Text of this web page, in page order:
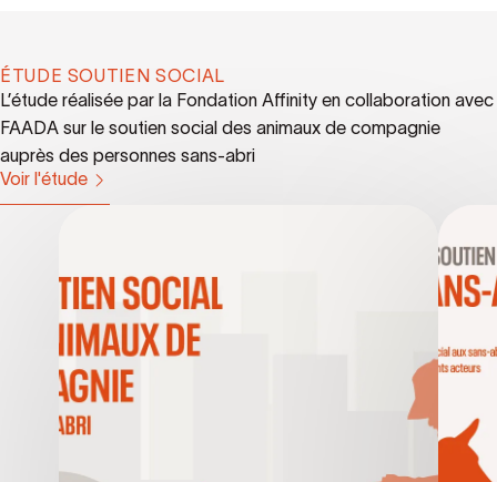
ÉTUDE SOUTIEN SOCIAL
L’étude réalisée par la Fondation Affinity en collaboration avec
FAADA sur le soutien social des animaux de compagnie
auprès des personnes sans-abri
Voir l'étude